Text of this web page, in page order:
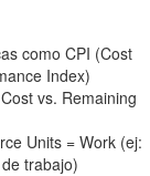
como CPI (Cost
Index)
vs. Remaining
Units = Work (ej:
trabajo)